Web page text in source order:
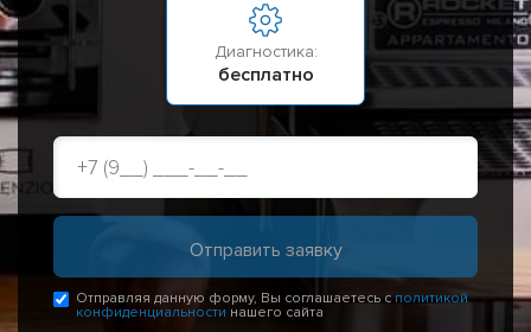
Диагностика:
бесплатно
Отправляя данную форму, Вы соглашаетесь с политикой
конфиденциальности нашего сайта